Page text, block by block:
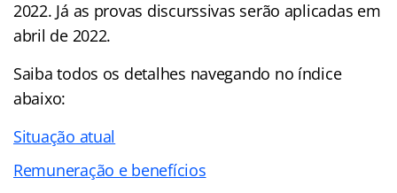
2022. Já as provas discurssivas serão aplicadas em
abril de 2022.
Saiba todos os detalhes navegando no índice
abaixo:
Situação atual
Remuneração e benefícios